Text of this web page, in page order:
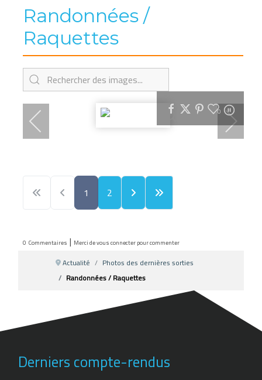
Randonnées /
Raquettes
0
1 2
0 Commentaires | Merci de vous connecter pour commenter
Actualité
Photos des dernières sorties
Randonnées / Raquettes
Derniers compte-rendus